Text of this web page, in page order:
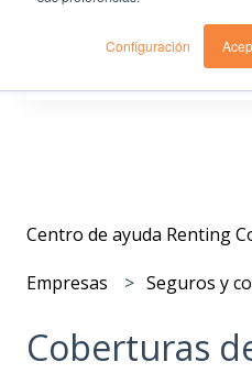
Configuración
Déjanos resolver
Centro de ayuda Renting
Empresas Seguros y
Coberturas